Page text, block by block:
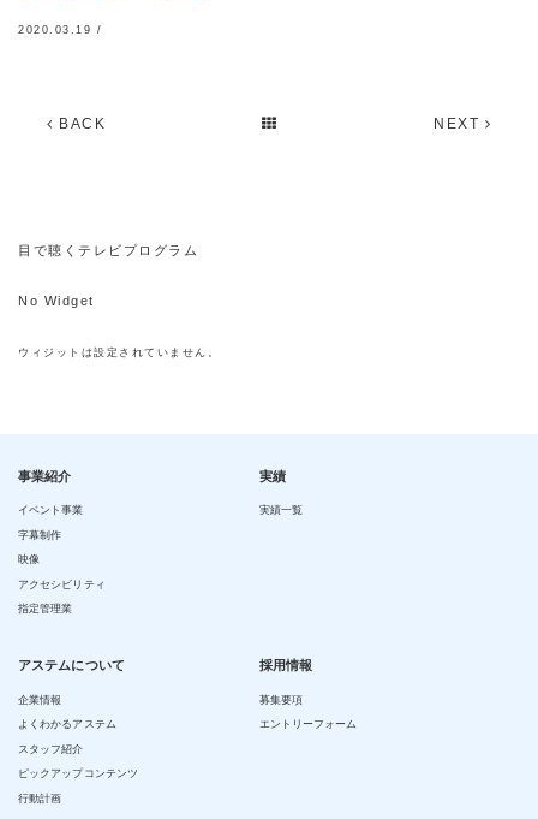
2020.03.19 /
BACK NEXT
目で聴くテレビプログラム
No Widget
ウィジットは設定されていません。
事業紹介
イベント事業
字幕制作
映像
アクセシビリティ
指定管理業
実績
実績一覧
アステムについて
企業情報
よくわかるアステム
スタッフ紹介
ピックアップコンテンツ
行動計画
採用情報
募集要項
エントリーフォーム